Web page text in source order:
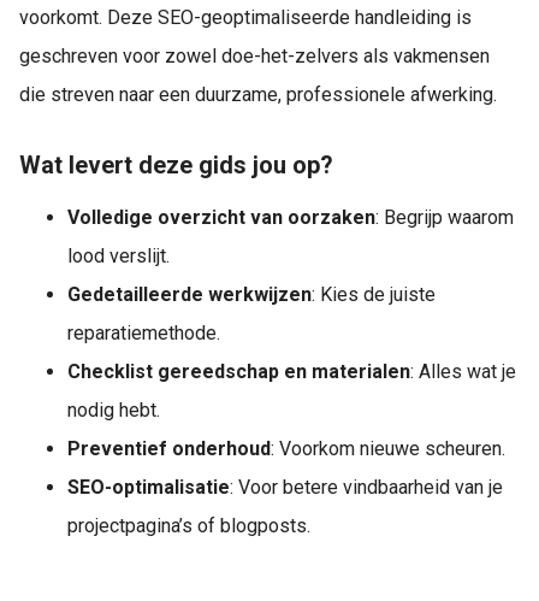
voorkomt. Deze SEO-geoptimaliseerde handleiding is
geschreven voor zowel doe-het-zelvers als vakmensen
die streven naar een duurzame, professionele afwerking.
Wat levert deze gids jou op?
Volledige overzicht van oorzaken: Begrijp waarom
lood verslijt.
Gedetailleerde werkwijzen: Kies de juiste
reparatiemethode.
Checklist gereedschap en materialen: Alles wat je
nodig hebt.
Preventief onderhoud: Voorkom nieuwe scheuren.
SEO-optimalisatie: Voor betere vindbaarheid van je
projectpagina’s of blogposts.